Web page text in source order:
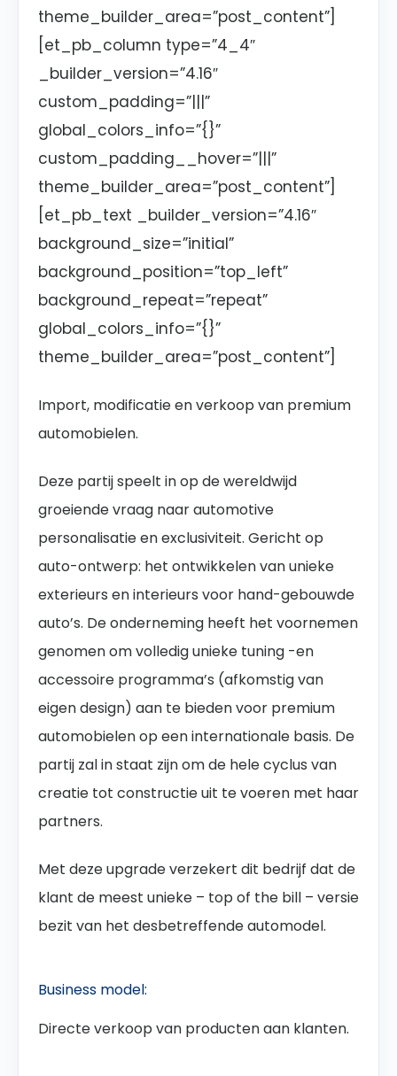
theme_builder_area=”post_content”]
[et_pb_column type=”4_4″
_builder_version=”4.16″
custom_padding=”|||”
global_colors_info=”{}”
custom_padding__hover=”|||”
theme_builder_area=”post_content”]
[et_pb_text _builder_version=”4.16″
background_size=”initial”
background_position=”top_left”
background_repeat=”repeat”
global_colors_info=”{}”
theme_builder_area=”post_content”]
Import, modificatie en verkoop van premium
automobielen.
Deze partij speelt in op de wereldwijd
groeiende vraag naar automotive
personalisatie en exclusiviteit. Gericht op
auto-ontwerp: het ontwikkelen van unieke
exterieurs en interieurs voor hand-gebouwde
auto’s. De onderneming heeft het voornemen
genomen om volledig unieke tuning -en
accessoire programma’s (afkomstig van
eigen design) aan te bieden voor premium
automobielen op een internationale basis. De
partij zal in staat zijn om de hele cyclus van
creatie tot constructie uit te voeren met haar
partners.
Met deze upgrade verzekert dit bedrijf dat de
klant de meest unieke – top of the bill – versie
bezit van het desbetreffende automodel.
Business model:
Directe verkoop van producten aan klanten.